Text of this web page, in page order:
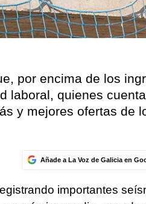
por encima de los
laboral, quienes
y mejores ofertas de
Añade a La Voz de Galicia en
importantes